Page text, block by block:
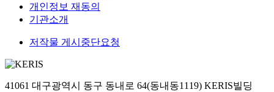
개인정보 재동의
기관소개
저작물 게시중단요청
41061 대구광역시 동구 동내로 64(동내동1119) KERIS빌딩